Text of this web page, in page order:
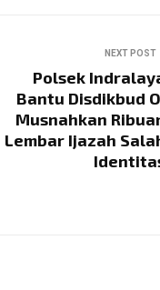
NEXT POST
Polsek
Bantu Disdikbud
Musnahkan
Lembar Ijazah